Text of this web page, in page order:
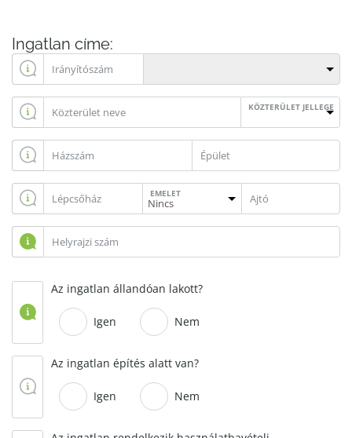
Ingatlan címe:
KÖZTERÜLET JELLEGE
EMELET
Az ingatlan állandóan lakott?
Igen Nem
Az ingatlan építés alatt van?
Igen Nem